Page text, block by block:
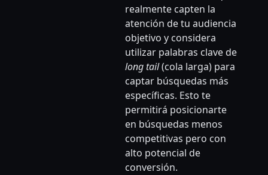
realmente capten la
atención de tu audiencia
objetivo y considera
utilizar palabras clave de
long tail(cola larga) para
captar búsquedas más
específicas. Esto te
permitirá posicionarte
en búsquedas menos
competitivas pero con
alto potencial de
conversión.